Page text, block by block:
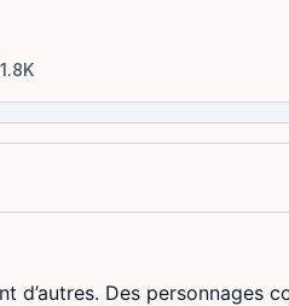
1.8K
d’autres. Des personnages